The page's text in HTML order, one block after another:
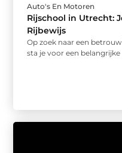
Auto's En Motoren
Rijschool in Utrecht:
Rijbewijs
Op zoek naar een
sta je voor een